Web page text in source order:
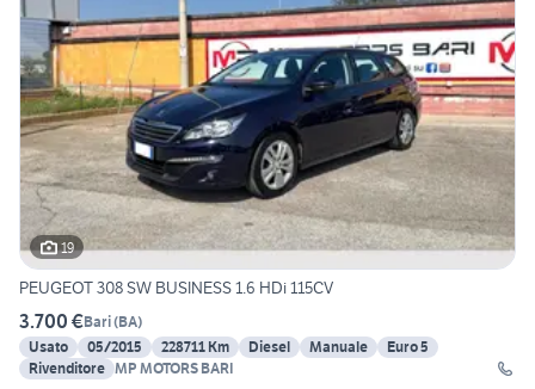
19
PEUGEOT 308 SW BUSINESS 1.6 HDi 115CV
3.700 €Bari(BA)
Usato
05/2015 228711 Km Diesel Manuale
Euro 5
Rivenditore MP MOTORS BARI